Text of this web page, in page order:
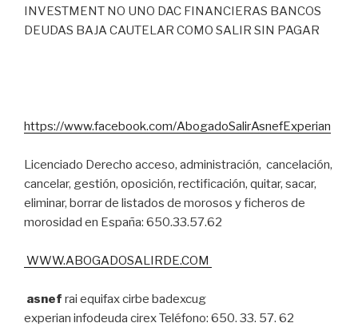
INVESTMENT NO UNO DAC FINANCIERAS BANCOS
DEUDAS BAJA CAUTELAR COMO SALIR SIN PAGAR
https://www.facebook.com/AbogadoSalirAsnefExperian
Licenciado Derecho acceso, administración, cancelación,
cancelar, gestión, oposición, rectificación, quitar, sacar,
eliminar, borrar de listados de morosos y ficheros de
morosidad en España: 650.33.57.62
WWW.ABOGADOSALIRDE.COM
asnef rai equifax cirbe badexcug
experian infodeuda cirex Teléfono: 650. 33. 57. 62